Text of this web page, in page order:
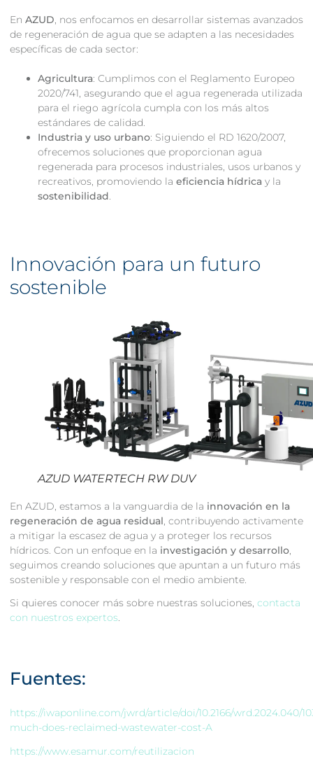
En AZUD, nos enfocamos en desarrollar sistemas avanzados
de regeneración de agua que se adapten a las necesidades
específicas de cada sector:
Agricultura: Cumplimos con el Reglamento Europeo
2020/741, asegurando que el agua regenerada utilizada
para el riego agrícola cumpla con los más altos
estándares de calidad.
Industria y uso urbano: Siguiendo el RD 1620/2007,
ofrecemos soluciones que proporcionan agua
regenerada para procesos industriales, usos urbanos y
recreativos, promoviendo la eficiencia hídrica y la
sostenibilidad.
Innovación para un futuro
sostenible
AZUD WATERTECH RW DUV
En AZUD, estamos a la vanguardia de la innovación en la
regeneración de agua residual, contribuyendo activamente
a mitigar la escasez de agua y a proteger los recursos
hídricos. Con un enfoque en la investigación y desarrollo,
seguimos creando soluciones que apuntan a un futuro más
sostenible y responsable con el medio ambiente.
Si quieres conocer más sobre nuestras soluciones, contacta
con nuestros expertos.
Fuentes:
https://iwaponline.com/jwrd/article/doi/10.2166/wrd.2024.040/
much-does-reclaimed-wastewater-cost-A
https://www.esamur.com/reutilizacion